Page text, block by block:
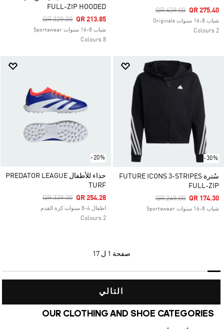
Price Reduced From
QR 459.00ToQR 275.40
شباب 8-16 سنوات Originals
2 Colours
FULL-ZIP HOODED
Price Reduced From
QR 329.00ToQR 213.85
شباب 8-16 سنوات Sportswear
8 Colours
-30%
سُترة FUTURE ICONS 3-STRIPES
FULL-ZIP
Price Reduced From
QR 249.00ToQR 174.30
شباب 8-16 سنوات Sportswear
-20%
حذاء للأطفال PREDATOR LEAGUE
TURF
Price Reduced From
QR 339.00ToQR 254.28
اطفال 4-8 سنوات كرة القدم
2 Colours
صفحة 1 ل 17
التالي
OUR CLOTHING AND SHOE CATEGORIES